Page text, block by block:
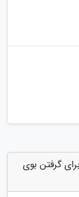
گرفتن بوی